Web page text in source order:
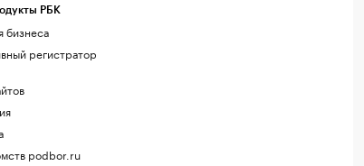
РБК
бизнеса
регистратор
podbor.ru